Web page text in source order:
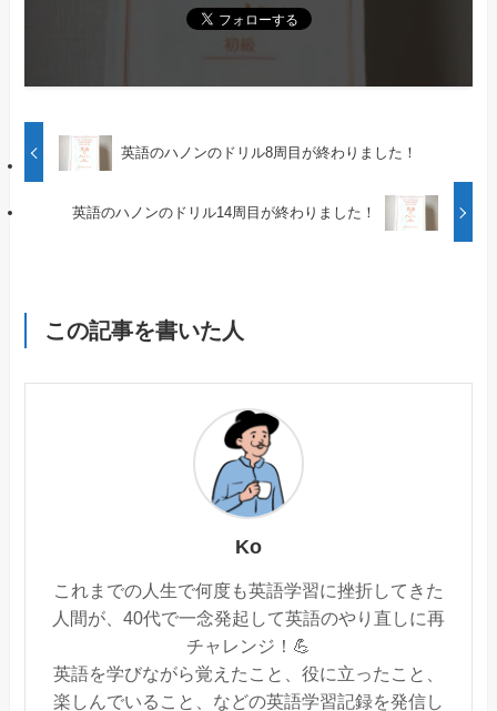
英語のハノンのドリル8周目が終わりました！
英語のハノンのドリル14周目が終わりました！
この記事を書いた人
Ko
これまでの人生で何度も英語学習に挫折してきた
人間が、40代で一念発起して英語のやり直しに再
チャレンジ！💪
英語を学びながら覚えたこと、役に立ったこと、
楽しんでいること、などの英語学習記録を発信し